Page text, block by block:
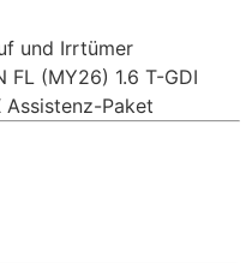
und Irrtümer
FL (MY26) 1.6 T-GDI
Assistenz-Paket